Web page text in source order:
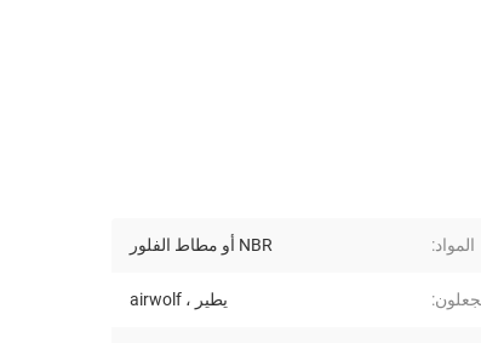
المواد: NBR أو مطاط الفلور
يطير ، airwolf